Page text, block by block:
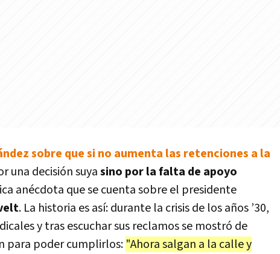
sobre que si no aumenta las retenciones a la
una decisión suyasino por la falta de apoyo
anécdota que se cuenta sobre el presidente
. La historia es así: durante la crisis de los años ’30,
y tras escuchar sus reclamos se mostró de
para poder cumplirlos: "Ahora salgan a la calle y